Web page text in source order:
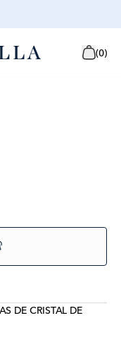
(0)
DE CRISTAL DE